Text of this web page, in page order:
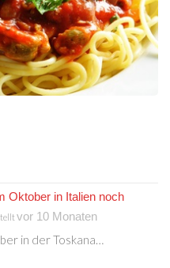
Oktober in Italien noch
vor 10 Monaten
in der Toskana…